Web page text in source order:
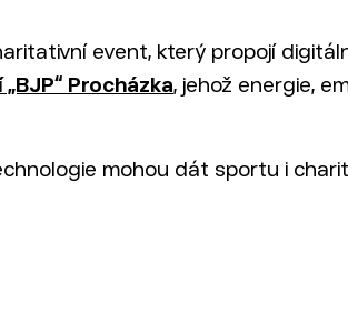
event, který propojí
„BJP“ Procházka, jehož energie,
mohou dát sportu i